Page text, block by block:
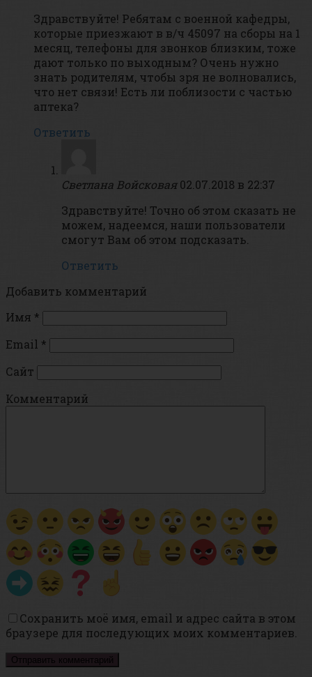
Здравствуйте! Ребятам с военной кафедры,
которые приезжают в в/ч 45097 на сборы на 1
месяц, телефоны для звонков близким, тоже
дают только по выходным? Очень нужно
знать родителям, чтобы зря не волновались,
что нет связи! Есть ли поблизости с частью
аптека?
Ответить
Светлана Войсковая 02.07.2018 в 22:37
Здравствуйте! Точно об этом сказать не
можем, надеемся, наши пользователи
смогут Вам об этом подсказать.
Ответить
Добавить комментарий
Имя *
Email *
Сайт
Комментарий
Сохранить моё имя, email и адрес сайта в этом
браузере для последующих моих комментариев.